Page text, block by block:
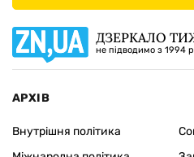
ДЗЕРКАЛО
не підводимо з 1994
АРХІВ
Внутрішня політика